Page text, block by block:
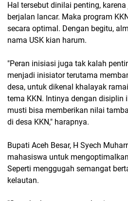
Hal tersebut dinilai penting,
berjalan lancar. Maka program
secara optimal. Dengan begitu,
nama USK kian harum.
"Peran inisiasi juga tak kalah
menjadi inisiator terutama
desa, untuk dikenal khalayak
tema KKN. Intinya dengan disiplin
musti bisa memberikan nilai
di desa KKN," harapnya.
Bupati Aceh Besar, H Syech
mahasiswa untuk
Seperti menggugah semangat
kelautan.